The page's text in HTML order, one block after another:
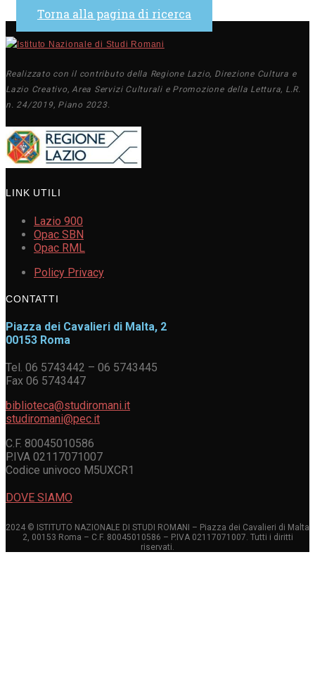
Torna alla pagina di ricerca
Realizzato con il contributo della Regione Lazio, Direzione Cultura e
Lazio Creativo, Area Servizi Culturali e Promozione della Lettura, L.R.
n. 24/2019, Piano 2023.
LINK UTILI
Lazio 900
Opac SBN
Opac RML
Policy Privacy
CONTATTI
Piazza dei Cavalieri di Malta, 2
00153 Roma
Tel. 06 5743442 – 06 5743445
Fax 06 5743447
biblioteca@studiromani.it
studiromani@pec.it
C.F. 80045010586
P.IVA 02117071007
Codice univoco M5UXCR1
DOVE SIAMO
2024 © ISTITUTO NAZIONALE DI STUDI ROMANI – Piazza dei Cavalieri di Malta
2, 00153 Roma – C.F. 80045010586 – P.IVA 02117071007. Tutti i diritti
riservati.